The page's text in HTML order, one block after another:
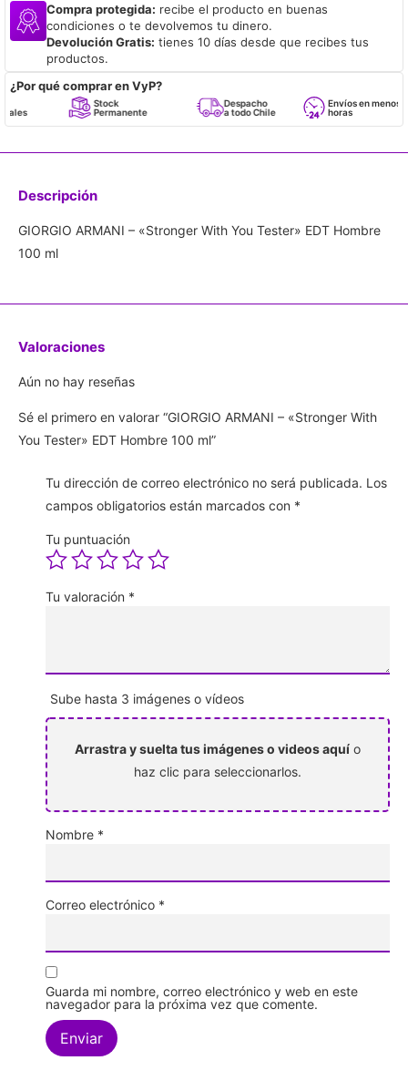
Compra protegida: recibe el producto en buenas
condiciones o te devolvemos tu dinero.
Devolución Gratis: tienes 10 días desde que recibes tus
productos.
¿Por qué comprar en VyP?
Stock
Permanente
Despacho
a todo Chile
Envíos en menos de 24
horas
Descripción
GIORGIO ARMANI – «Stronger With You Tester» EDT Hombre
100 ml
Valoraciones
Aún no hay reseñas
Sé el primero en valorar “GIORGIO ARMANI – «Stronger With
You Tester» EDT Hombre 100 ml”
Tu dirección de correo electrónico no será publicada. Los
campos obligatorios están marcados con *
Tu puntuación
Tu valoración *
Sube hasta 3 imágenes o vídeos
Arrastra y suelta tus imágenes o videos aquí o
haz clic para seleccionarlos.
Nombre *
Correo electrónico *
Guarda mi nombre, correo electrónico y web en este
navegador para la próxima vez que comente.